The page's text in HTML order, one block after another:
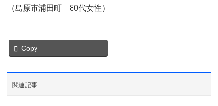
（島原市浦田町 80代女性）
Copy
関連記事